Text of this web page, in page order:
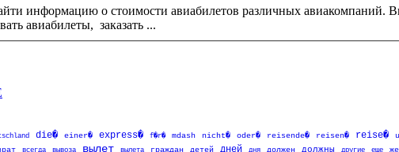
информацию о стоимости авиабилетов различных авиакомпаний.
авиабилеты, заказать ...
die� einer� express� f�r� mdash nicht� oder� reisende� reisen� reise�
всегда вывоза вылет вылета граждан детей дня должен должны другие еще же